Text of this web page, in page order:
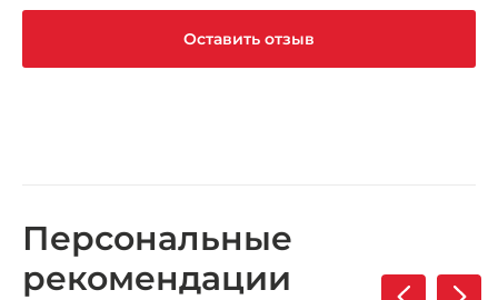
Оставить отзыв
Персональные
рекомендации